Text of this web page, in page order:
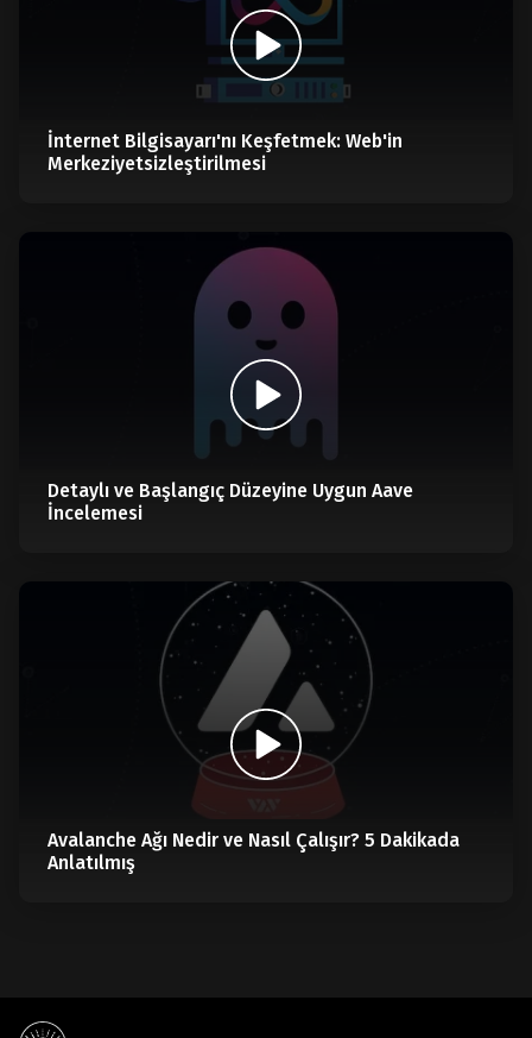
İnternet Bilgisayarı'nı Keşfetmek: Web'in
Merkeziyetsizleştirilmesi
Detaylı ve Başlangıç Düzeyine Uygun Aave
İncelemesi
Avalanche Ağı Nedir ve Nasıl Çalışır? 5 Dakikada
Anlatılmış